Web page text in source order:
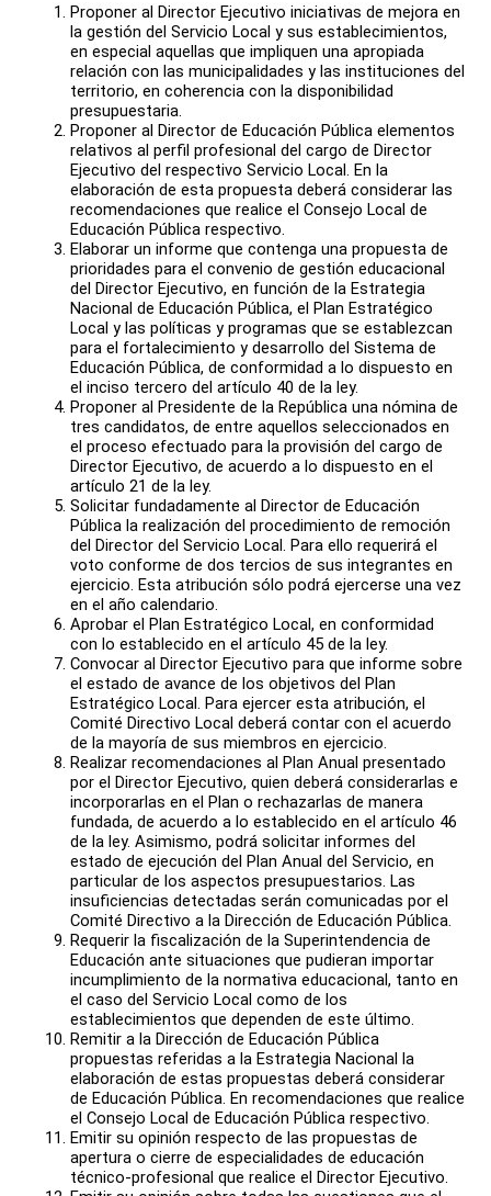
Proponer al Director Ejecutivo iniciativas de mejora en
la gestión del Servicio Local y sus establecimientos,
en especial aquellas que impliquen una apropiada
relación con las municipalidades y las instituciones del
territorio, en coherencia con la disponibilidad
presupuestaria.
Proponer al Director de Educación Pública elementos
relativos al perfil profesional del cargo de Director
Ejecutivo del respectivo Servicio Local. En la
elaboración de esta propuesta deberá considerar las
recomendaciones que realice el Consejo Local de
Educación Pública respectivo.
Elaborar un informe que contenga una propuesta de
prioridades para el convenio de gestión educacional
del Director Ejecutivo, en función de la Estrategia
Nacional de Educación Pública, el Plan Estratégico
Local y las políticas y programas que se establezcan
para el fortalecimiento y desarrollo del Sistema de
Educación Pública, de conformidad a lo dispuesto en
el inciso tercero del artículo 40 de la ley.
Proponer al Presidente de la República una nómina de
tres candidatos, de entre aquellos seleccionados en
el proceso efectuado para la provisión del cargo de
Director Ejecutivo, de acuerdo a lo dispuesto en el
artículo 21 de la ley.
Solicitar fundadamente al Director de Educación
Pública la realización del procedimiento de remoción
del Director del Servicio Local. Para ello requerirá el
voto conforme de dos tercios de sus integrantes en
ejercicio. Esta atribución sólo podrá ejercerse una vez
en el año calendario.
Aprobar el Plan Estratégico Local, en conformidad
con lo establecido en el artículo 45 de la ley.
Convocar al Director Ejecutivo para que informe sobre
el estado de avance de los objetivos del Plan
Estratégico Local. Para ejercer esta atribución, el
Comité Directivo Local deberá contar con el acuerdo
de la mayoría de sus miembros en ejercicio.
Realizar recomendaciones al Plan Anual presentado
por el Director Ejecutivo, quien deberá considerarlas e
incorporarlas en el Plan o rechazarlas de manera
fundada, de acuerdo a lo establecido en el artículo 46
de la ley. Asimismo, podrá solicitar informes del
estado de ejecución del Plan Anual del Servicio, en
particular de los aspectos presupuestarios. Las
insuficiencias detectadas serán comunicadas por el
Comité Directivo a la Dirección de Educación Pública.
Requerir la fiscalización de la Superintendencia de
Educación ante situaciones que pudieran importar
incumplimiento de la normativa educacional, tanto en
el caso del Servicio Local como de los
establecimientos que dependen de este último.
Remitir a la Dirección de Educación Pública
propuestas referidas a la Estrategia Nacional la
elaboración de estas propuestas deberá considerar
de Educación Pública. En recomendaciones que realice
el Consejo Local de Educación Pública respectivo.
Emitir su opinión respecto de las propuestas de
apertura o cierre de especialidades de educación
técnico-profesional que realice el Director Ejecutivo.